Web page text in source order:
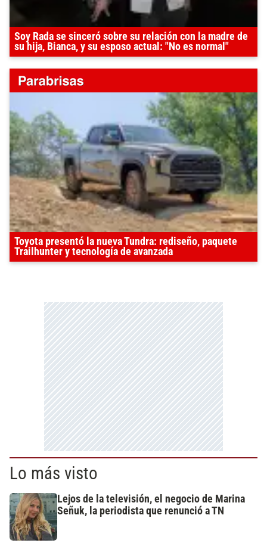
Soy Rada se sinceró sobre su relación con la madre de
su hija, Bianca, y su esposo actual: "No es normal"
Toyota presentó la nueva Tundra: rediseño, paquete
Trailhunter y tecnología de avanzada
Lo más visto
Lejos de la televisión, el negocio de Marina
Señuk, la periodista que renunció a TN